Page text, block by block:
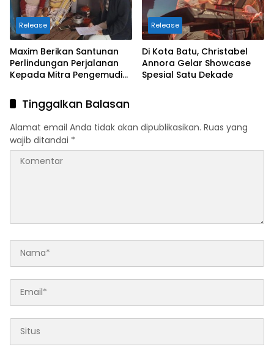
Release
Maxim Berikan Santunan
Perlindungan Perjalanan
Kepada Mitra Pengemudi
Release
Di Kota Batu, Christabel
Annora Gelar Showcase
Spesial Satu Dekade
Tinggalkan Balasan
Alamat email Anda tidak akan dipublikasikan. Ruas yang
wajib ditandai *